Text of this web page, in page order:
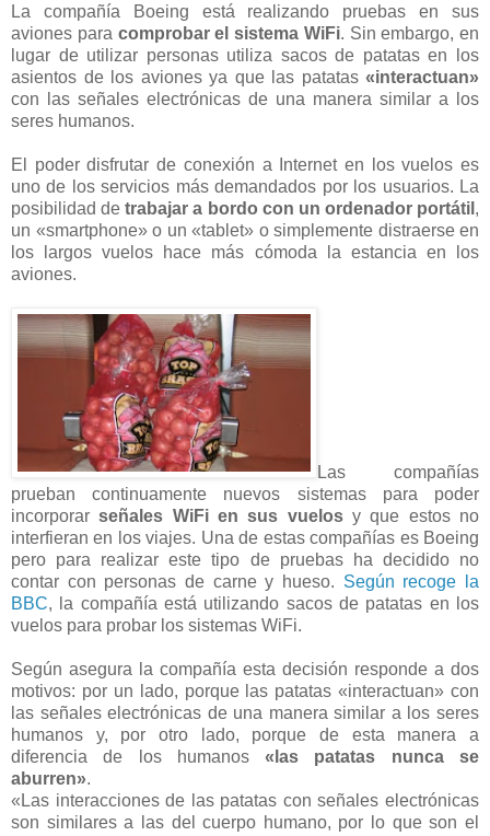
La compañía Boeing está realizando pruebas en sus
aviones para comprobar el sistema WiFi. Sin embargo, en
lugar de utilizar personas utiliza sacos de patatas en los
asientos de los aviones ya que las patatas «interactuan»
con las señales electrónicas de una manera similar a los
seres humanos.
El poder disfrutar de conexión a Internet en los vuelos es
uno de los servicios más demandados por los usuarios. La
posibilidad detrabajar a bordo con un ordenador portátil ,
un «smartphone» o un «tablet» o simplemente distraerse en
los largos vuelos hace más cómoda la estancia en los
aviones.
Las compañías
prueban continuamente nuevos sistemas para poder
incorporarseñales WiFi en sus vuelosy que estos no
interfieran en los viajes. Una de estas compañías es Boeing
pero para realizar este tipo de pruebas ha decidido no
contar con personas de carne y hueso. Según recoge la
BBC, la compañía está utilizando sacos de patatas en los
vuelos para probar los sistemas WiFi.
Según asegura la compañía esta decisión responde a dos
motivos: por un lado, porque las patatas «interactuan» con
las señales electrónicas de una manera similar a los seres
humanos y, por otro lado, porque de esta manera a
diferencia de los humanos«las patatas nunca se
aburren».
«Las interacciones de las patatas con señales electrónicas
son similares a las del cuerpo humano, por lo que son el